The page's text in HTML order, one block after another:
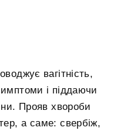
вагітність,
і піддаючи
Прояв хвороби
а саме: свербіж,